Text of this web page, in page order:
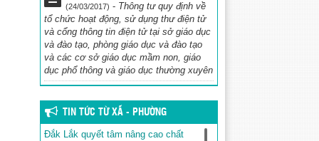
(24/03/2017) - Thông tư quy định về
tổ chức hoạt động, sử dụng thư điện tử
và cổng thông tin điện tử tại sở giáo dục
và đào tạo, phòng giáo dục và đào tạo
và các cơ sở giáo dục mầm non, giáo
dục phổ thông và giáo dục thường xuyên
TIN TỨC TỪ XÃ - PHƯỜNG
Đắk Lắk quyết tâm nâng cao chất